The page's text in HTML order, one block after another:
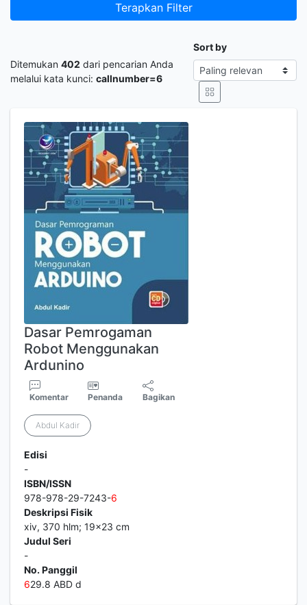
Terapkan Filter
Ditemukan 402 dari pencarian Anda
melalui kata kunci: callnumber=6
Sort by
Dasar Pemrogaman
Robot Menggunakan
Ardunino
Komentar Penanda Bagikan
Abdul Kadir
Edisi
-
ISBN/ISSN
978-978-29-7243-6
Deskripsi Fisik
xiv, 370 hlm; 19x23 cm
Judul Seri
-
No. Panggil
629.8 ABD d